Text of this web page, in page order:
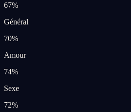
67%
Général
70%
Amour
74%
Sexe
72%